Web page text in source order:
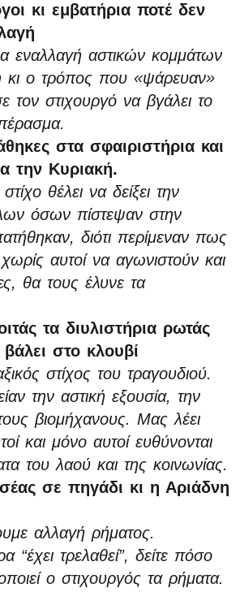
κι εμβατήρια ποτέ δεν
εναλλαγή αστικών κομμάτων
κι ο τρόπος που «ψάρευαν»
τον στιχουργό να βγάλει το
στα σφαιριστήρια και
την Κυριακή.
θέλει να δείξει την
όσων πίστεψαν στην
διότι περίμεναν πως
αυτοί να αγωνιστούν και
θα τους έλυνε τα
τα διυλιστήρια ρωτάς
στο κλουβί
στίχος του τραγουδιού.
την αστική εξουσία, την
βιομήχανους. Μας λέει
και μόνο αυτοί ευθύνονται
του λαού και της κοινωνίας.
σε πηγάδι κι η Αριάδνη
αλλαγή ρήματος.
“έχει τρελαθεί”, δείτε πόσο
ο στιχουργός τα ρήματα.